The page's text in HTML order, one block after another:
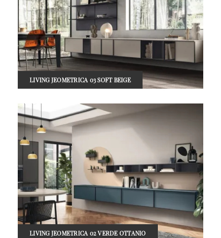
LIVING JEOMETRICA 03 SOFT BEIGE
LIVING JEOMETRICA 02 VERDE OTTANIO